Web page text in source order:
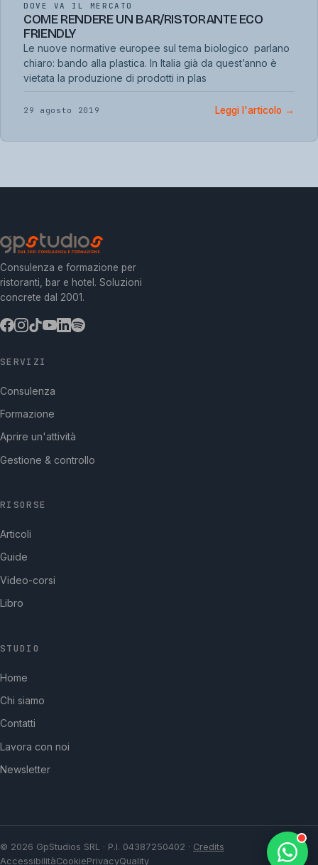
DOVE VA IL MERCATO
COME RENDERE UN BAR/RISTORANTE ECO
FRIENDLY
Le nuove normative europee sul tema biologico parlano
chiaro: bando alla plastica. In Italia già da quest’anno è
vietata la produzione di prodotti in plas
29 agosto 2019 Leggi l'articolo →
Consulenza e formazione per
ristoranti, bar e hotel. Soluzioni
concrete dal 2001.
SERVIZI
Consulenza
Formazione
Aprire un'attività
Gestione & controllo
RISORSE
Articoli
Guide
Video-corsi
Libro
STUDIO
Home
Chi siamo
Contatti
Lavora con noi
Newsletter
© 2026 GpStudios SRL · P.I. 04387250402 · Credits
AccessibilitàCookiePrivacyQuality